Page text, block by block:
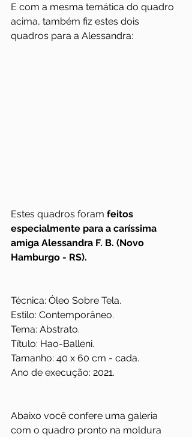
E com a mesma temática do quadro
acima, também fiz estes dois
quadros para a Alessandra:
Estes quadros foram feitos
especialmente para a caríssima
amiga Alessandra F. B. (Novo
Hamburgo - RS).
Técnica: Óleo Sobre Tela.
Estilo: Contemporâneo.
Tema: Abstrato.
Título: Hao-Balleni.
Tamanho: 40 x 60 cm - cada.
Ano de execução: 2021.
Abaixo você confere uma galeria
com o quadro pronto na moldura